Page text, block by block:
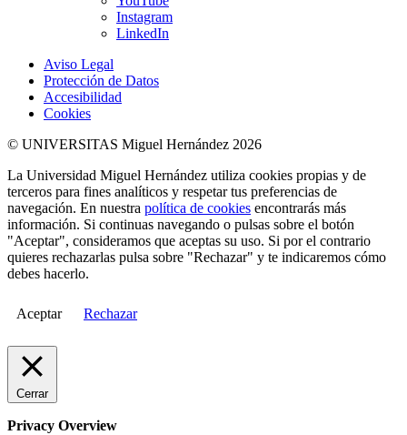
Instagram
LinkedIn
Aviso Legal
Protección de Datos
Accesibilidad
Cookies
© UNIVERSITAS Miguel Hernández 2026
La Universidad Miguel Hernández utiliza cookies propias y de
terceros para fines analíticos y respetar tus preferencias de
navegación. En nuestra política de cookies encontrarás más
información. Si continuas navegando o pulsas sobre el botón
"Aceptar", consideramos que aceptas su uso. Si por el contrario
quieres rechazarlas pulsa sobre "Rechazar" y te indicaremos cómo
debes hacerlo.
Aceptar Rechazar
Cerrar
Privacy Overview